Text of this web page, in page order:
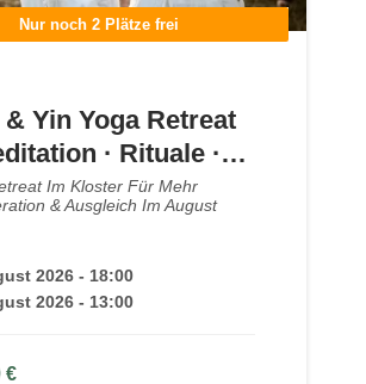
Nur noch 2 Plätze frei
Yin Yoga Retreat
· Rituale ·
Steinfeld
Im Kloster Für Mehr
& Ausgleich Im August
2026 - 18:00
2026 - 13:00
€